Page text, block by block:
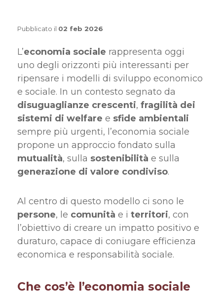
Pubblicato il 02 feb 2026
L’economia sociale rappresenta oggi
uno degli orizzonti più interessanti per
ripensare i modelli di sviluppo economico
e sociale. In un contesto segnato da
disuguaglianze crescenti, fragilità dei
sistemi di welfare e sfide ambientali
sempre più urgenti, l’economia sociale
propone un approccio fondato sulla
mutualità, sulla sostenibilità e sulla
generazione di valore condiviso.
Al centro di questo modello ci sono le
persone, le comunità e i territori, con
l’obiettivo di creare un impatto positivo e
duraturo, capace di coniugare efficienza
economica e responsabilità sociale.
Che cos’è l’economia sociale